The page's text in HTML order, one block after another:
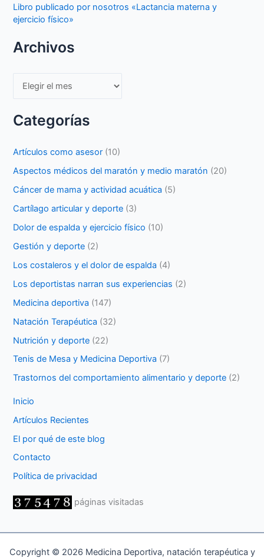
Libro publicado por nosotros «Lactancia materna y
ejercicio físico»
Archivos
Archivos
Categorías
Artículos como asesor (10)
Aspectos médicos del maratón y medio maratón (20)
Cáncer de mama y actividad acuática (5)
Cartílago articular y deporte (3)
Dolor de espalda y ejercicio físico (10)
Gestión y deporte (2)
Los costaleros y el dolor de espalda (4)
Los deportistas narran sus experiencias (2)
Medicina deportiva (147)
Natación Terapéutica (32)
Nutrición y deporte (22)
Tenis de Mesa y Medicina Deportiva (7)
Trastornos del comportamiento alimentario y deporte (2)
Inicio
Artículos Recientes
El por qué de este blog
Contacto
Política de privacidad
páginas visitadas
Copyright © 2026 Medicina Deportiva, natación terapéutica y